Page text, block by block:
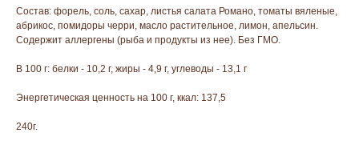
Состав: форель, соль, сахар, листья салата Романо, томаты вяленые,
абрикос, помидоры черри, масло растительное, лимон, апельсин.
Содержит аллергены (рыба и продукты из нее). Без ГМО.
В 100 г: белки - 10,2 г, жиры - 4,9 г, углеводы - 13,1 г
Энергетическая ценность на 100 г, ккал: 137,5
240г.